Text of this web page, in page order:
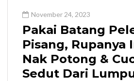
November 24, 2023
Pakai Batang
Pisang, Rupanya
Nak Potong &
Sedut Dari